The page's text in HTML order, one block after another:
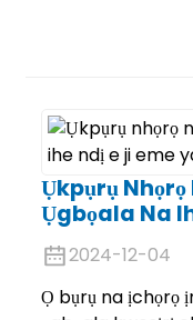
Ụkpụrụ
Ụgbọala Na
2024-12-04
Ọ bụrụ na ịchọrọ